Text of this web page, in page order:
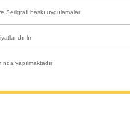
Serigrafi baskı uygulamaları
yapılmaktadır